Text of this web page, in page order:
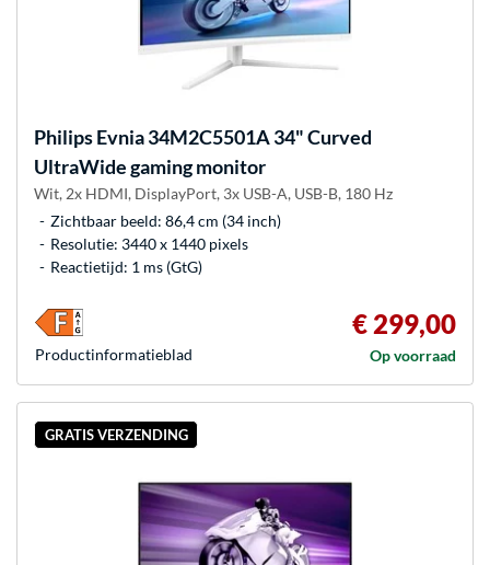
PhilipsEvnia 34M2C5501A 34" Curved
UltraWide gaming monitor
Wit, 2x HDMI, DisplayPort, 3x USB-A, USB-B, 180 Hz
Zichtbaar beeld: 86,4 cm (34 inch)
Resolutie: 3440 x 1440 pixels
Reactietijd: 1 ms (GtG)
€ 299,00
Op voorraad
Product­informatieblad
GRATIS VERZENDING